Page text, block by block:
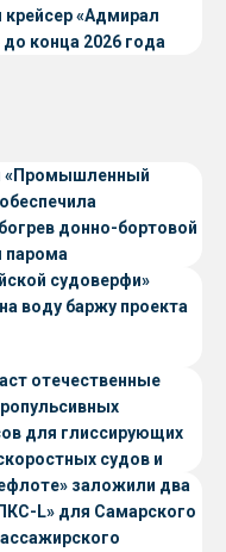
крейсер «Адмирал
до конца 2026 года
«Промышленный
донно-бортовой
парома
проекта CNF22
судоверфи»
воду баржу проекта
отечественные
для глиссирующих
судов и
осадкой
заложили два
L» для Самарского